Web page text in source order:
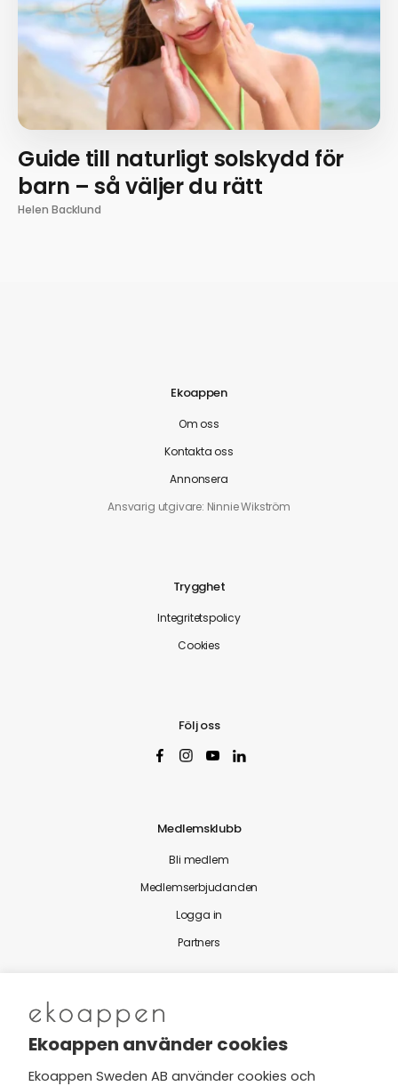
Guide till naturligt solskydd för
barn – så väljer du rätt
Helen Backlund
Ekoappen
Om oss
Kontakta oss
Annonsera
Ansvarig utgivare: Ninnie Wikström
Trygghet
Integritetspolicy
Cookies
Följ oss
Medlemsklubb
Bli medlem
Medlemserbjudanden
Logga in
Partners
Nytt från Ekoappen
Ekoappen använder cookies
Ekoappen Sweden AB använder cookies och